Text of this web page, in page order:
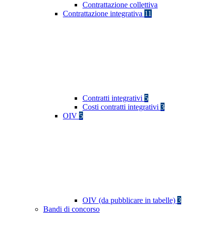
Contrattazione collettiva
Contrattazione integrativa 11
Contratti integrativi 5
Costi contratti integrativi 3
OIV 5
OIV (da pubblicare in tabelle) 3
Bandi di concorso